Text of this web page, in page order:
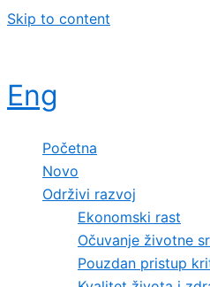
Skip to content
Eng
Početna
Novo
Održivi razvoj
Ekonomski rast
Očuvanje životne
Pouzdan pristup